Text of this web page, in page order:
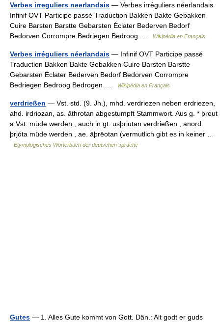
Verbes irreguliers neerlandais — Verbes irréguliers néerlandais
Infinif OVT Participe passé Traduction Bakken Bakte Gebakken
Cuire Barsten Barstte Gebarsten Éclater Bederven Bedorf
Bedorven Corrompre Bedriegen Bedroog …
Wikipédia en Français
Verbes irréguliers néerlandais — Infinif OVT Participe passé
Traduction Bakken Bakte Gebakken Cuire Barsten Barstte
Gebarsten Éclater Bederven Bedorf Bedorven Corrompre
Bedriegen Bedroog Bedrogen …
Wikipédia en Français
verdrießen — Vst. std. (9. Jh.), mhd. verdriezen neben erdriezen,
ahd. irdriozan, as. āthrotan abgestumpft Stammwort. Aus g. * þreut
a Vst. müde werden , auch in gt. usþriutan verdrießen , anord.
þrjóta müde werden , ae. āþrēotan (vermutlich gibt es in keiner …
Etymologisches Wörterbuch der deutschen sprache
Gutes — 1. Alles Gute kommt von Gott. Dän.: Alt godt er guds